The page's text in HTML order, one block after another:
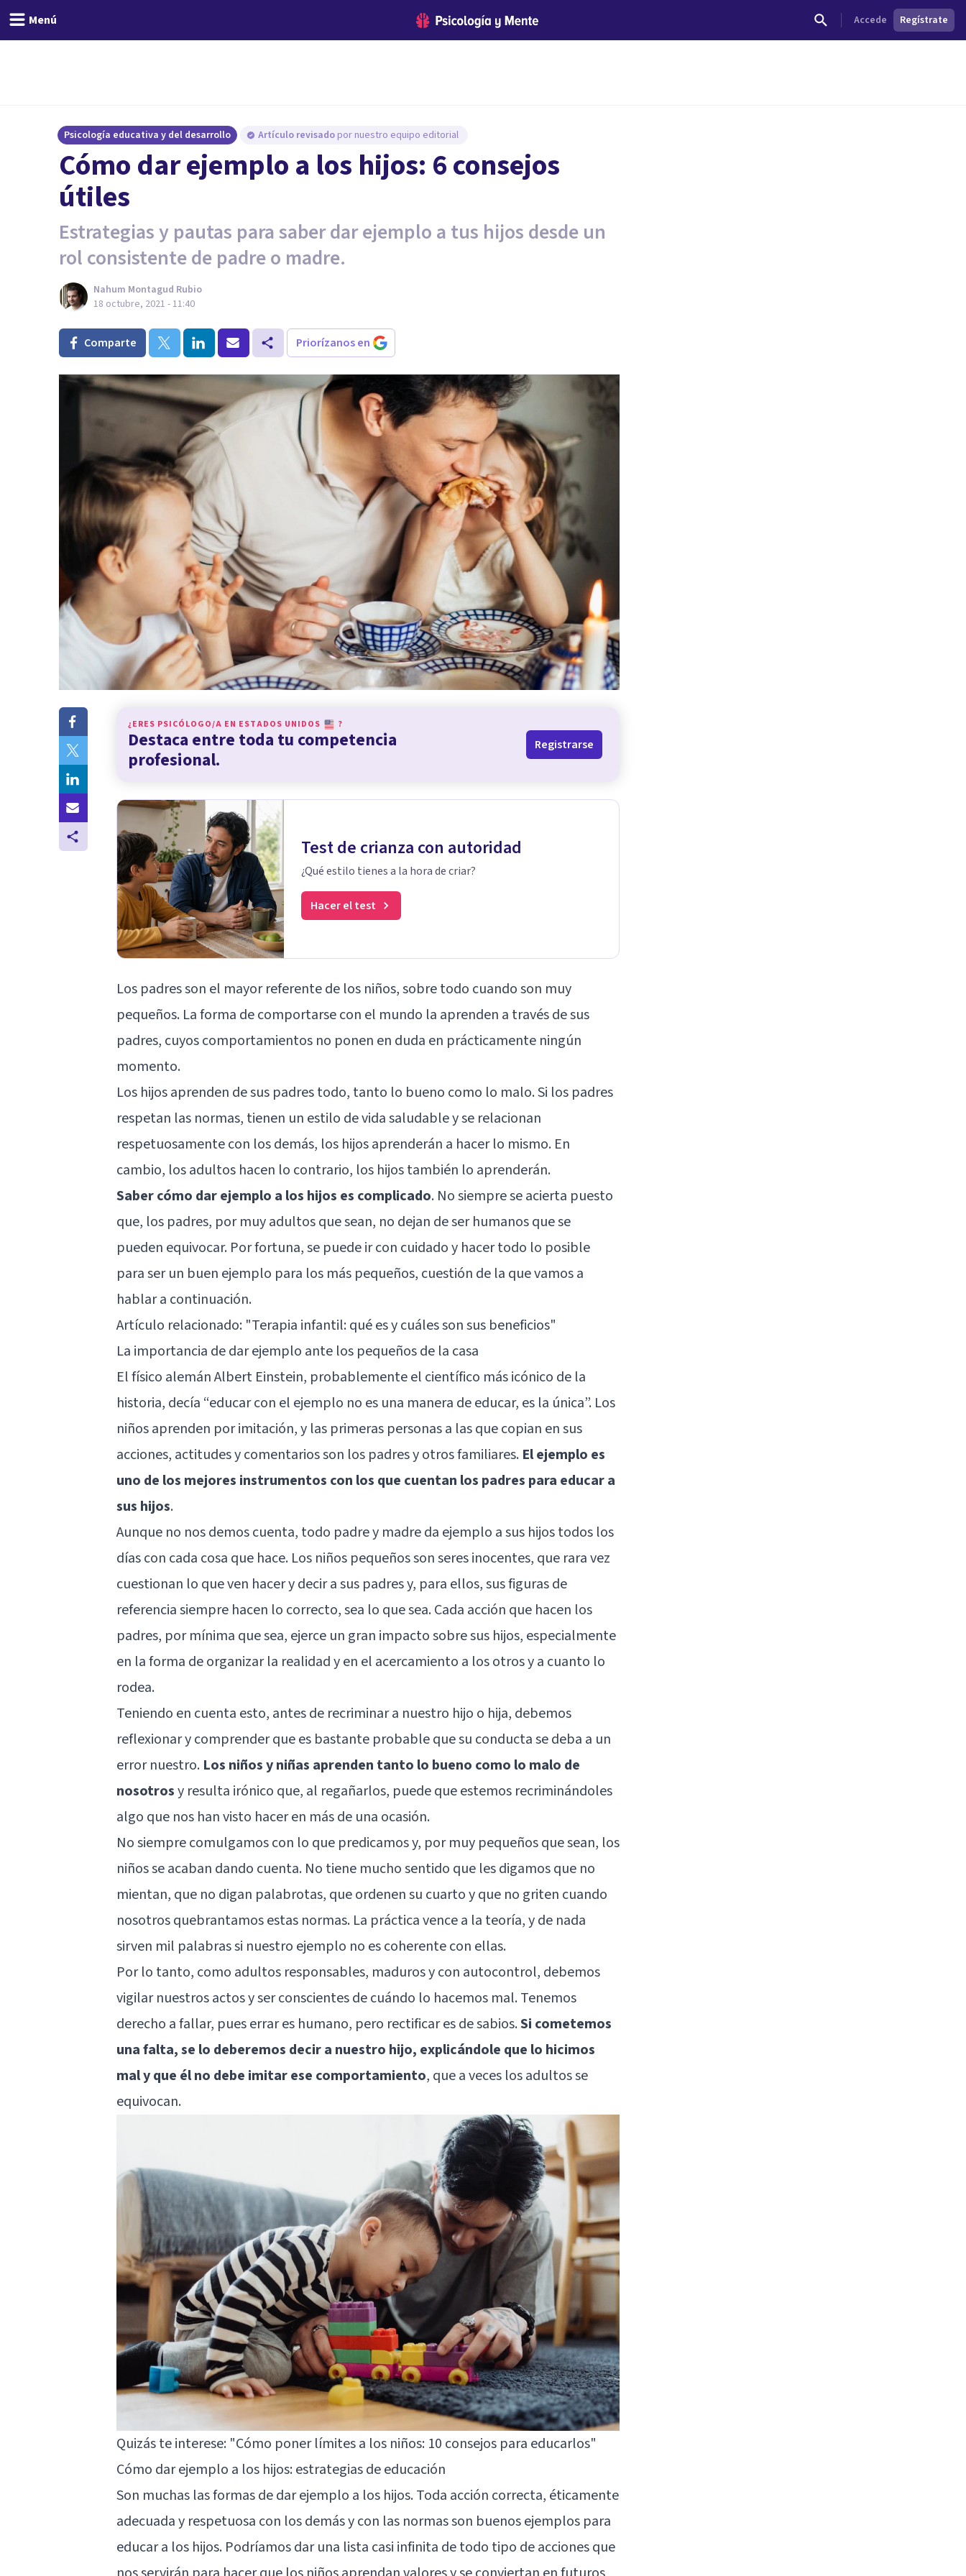
Menú Accede Regístrate
Psicología educativa y del desarrollo Artículo revisado por nuestro equipo editorial
Cómo dar ejemplo a los hijos: 6 consejos
útiles
Estrategias y pautas para saber dar ejemplo a tus hijos desde un
rol consistente de padre o madre.
Nahum Montagud Rubio
18 octubre, 2021 - 11:40
Comparte Priorízanos en
¿ERES PSICÓLOGO/A EN ESTADOS UNIDOS ?
Destaca entre toda tu competencia
profesional.
Registrarse
Test de crianza con autoridad
¿Qué estilo tienes a la hora de criar?
Hacer el test
Los padres son el mayor referente de los niños, sobre todo cuando son muy
pequeños. La forma de comportarse con el mundo la aprenden a través de sus
padres, cuyos comportamientos no ponen en duda en prácticamente ningún
momento.
Los hijos aprenden de sus padres todo, tanto lo bueno como lo malo. Si los padres
respetan las normas, tienen un estilo de vida saludable y se relacionan
respetuosamente con los demás, los hijos aprenderán a hacer lo mismo. En
cambio, los adultos hacen lo contrario, los hijos también lo aprenderán.
Saber cómo dar ejemplo a los hijos es complicado. No siempre se acierta puesto
que, los padres, por muy adultos que sean, no dejan de ser humanos que se
pueden equivocar. Por fortuna, se puede ir con cuidado y hacer todo lo posible
para ser un buen ejemplo para los más pequeños, cuestión de la que vamos a
hablar a continuación.
Artículo relacionado: "Terapia infantil: qué es y cuáles son sus beneficios"
La importancia de dar ejemplo ante los pequeños de la casa
El físico alemán Albert Einstein, probablemente el científico más icónico de la
historia, decía “educar con el ejemplo no es una manera de educar, es la única”. Los
niños aprenden por imitación, y las primeras personas a las que copian en sus
acciones, actitudes y comentarios son los padres y otros familiares. El ejemplo es
uno de los mejores instrumentos con los que cuentan los padres para educar a
sus hijos.
Aunque no nos demos cuenta, todo padre y madre da ejemplo a sus hijos todos los
días con cada cosa que hace. Los niños pequeños son seres inocentes, que rara vez
cuestionan lo que ven hacer y decir a sus padres y, para ellos, sus figuras de
referencia siempre hacen lo correcto, sea lo que sea. Cada acción que hacen los
padres, por mínima que sea, ejerce un gran impacto sobre sus hijos, especialmente
en la forma de organizar la realidad y en el acercamiento a los otros y a cuanto lo
rodea.
Teniendo en cuenta esto, antes de recriminar a nuestro hijo o hija, debemos
reflexionar y comprender que es bastante probable que su conducta se deba a un
error nuestro. Los niños y niñas aprenden tanto lo bueno como lo malo de
nosotrosy resulta irónico que, al regañarlos, puede que estemos recriminándoles
algo que nos han visto hacer en más de una ocasión.
No siempre comulgamos con lo que predicamos y, por muy pequeños que sean, los
niños se acaban dando cuenta. No tiene mucho sentido que les digamos que no
mientan, que no digan palabrotas, que ordenen su cuarto y que no griten cuando
nosotros quebrantamos estas normas. La práctica vence a la teoría, y de nada
sirven mil palabras si nuestro ejemplo no es coherente con ellas.
Por lo tanto, como adultos responsables, maduros y con autocontrol, debemos
vigilar nuestros actos y ser conscientes de cuándo lo hacemos mal. Tenemos
derecho a fallar, pues errar es humano, pero rectificar es de sabios.Si cometemos
una falta, se lo deberemos decir a nuestro hijo, explicándole que lo hicimos
mal y que él no debe imitar ese comportamiento, que a veces los adultos se
equivocan.
Quizás te interese: "Cómo poner límites a los niños: 10 consejos para educarlos"
Cómo dar ejemplo a los hijos: estrategias de educación
Son muchas las formas de dar ejemplo a los hijos. Toda acción correcta, éticamente
adecuada y respetuosa con los demás y con las normas son buenos ejemplos para
educar a los hijos. Podríamos dar una lista casi infinita de todo tipo de acciones que